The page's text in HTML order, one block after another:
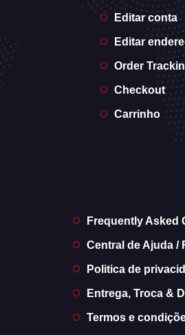
Editar conta
Editar
Order
Checkout
Carrinho
Frequently Asked
Central de Ajuda /
Politica de
Entrega, Troca &
Termos e